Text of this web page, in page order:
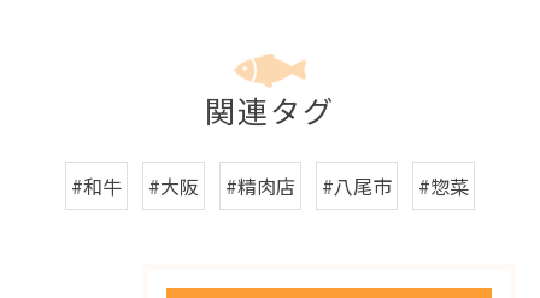
関連タグ
#和牛 #大阪 #精肉店 #八尾市 #惣菜